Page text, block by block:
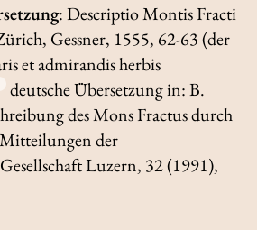
:Descriptio Montis Fracti
Gessner, 1555, 62-63 (der
et admirandis herbis
deutsche Übersetzung in: B.
des Mons Fractus durch
Mitteilungen der
Luzern, 32 (1991),